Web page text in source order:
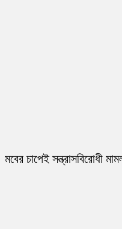
মবের চাপেই সন্ত্রাসবিরোধী